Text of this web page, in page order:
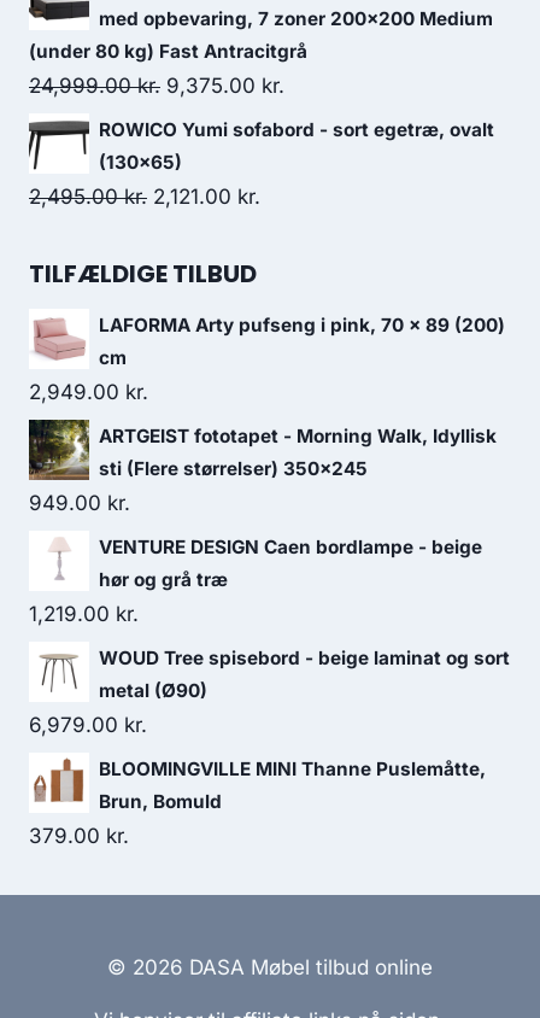
med opbevaring, 7 zoner 200x200 Medium
(under 80 kg) Fast Antracitgrå
24,999.00kr. 9,375.00 kr.
ROWICO Yumi sofabord - sort egetræ, ovalt
(130x65)
2,495.00kr. 2,121.00 kr.
TILFÆLDIGE TILBUD
LAFORMA Arty pufseng i pink, 70 x 89 (200)
cm
2,949.00 kr.
ARTGEIST fototapet - Morning Walk, Idyllisk
sti (Flere størrelser) 350x245
949.00 kr.
VENTURE DESIGN Caen bordlampe - beige
hør og grå træ
1,219.00 kr.
WOUD Tree spisebord - beige laminat og sort
metal (Ø90)
6,979.00 kr.
BLOOMINGVILLE MINI Thanne Puslemåtte,
Brun, Bomuld
379.00 kr.
© 2026 DASA Møbel tilbud online